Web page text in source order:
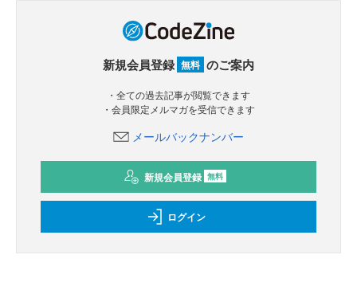
新規会員登録 無料 のご案内
・全ての過去記事が閲覧できます
・会員限定メルマガを受信できます
メールバックナンバー
新規会員登録 無料
ログイン